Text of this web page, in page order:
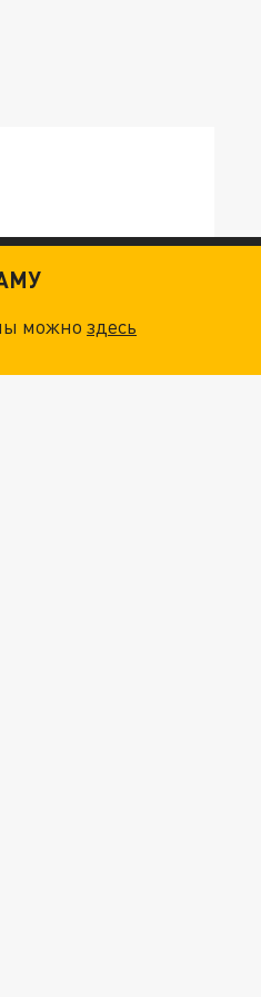
можноздесь